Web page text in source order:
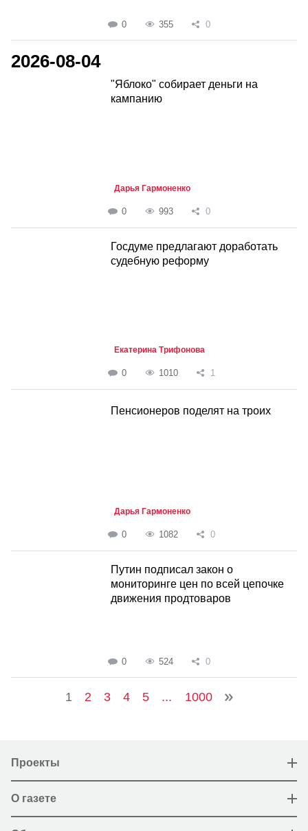
0 355 0
2026-08-04
"Яблоко" собирает деньги на
кампанию
Дарья Гармоненко
0 993 0
Госдуме предлагают доработать
судебную реформу
Екатерина Трифонова
0 1010 1
Пенсионеров поделят на троих
Дарья Гармоненко
0 1082 0
Путин подписал закон о
мониторинге цен по всей цепочке
движения продтоваров
0 524 0
1 2 3 4 5 ... 1000
Проекты
О газете